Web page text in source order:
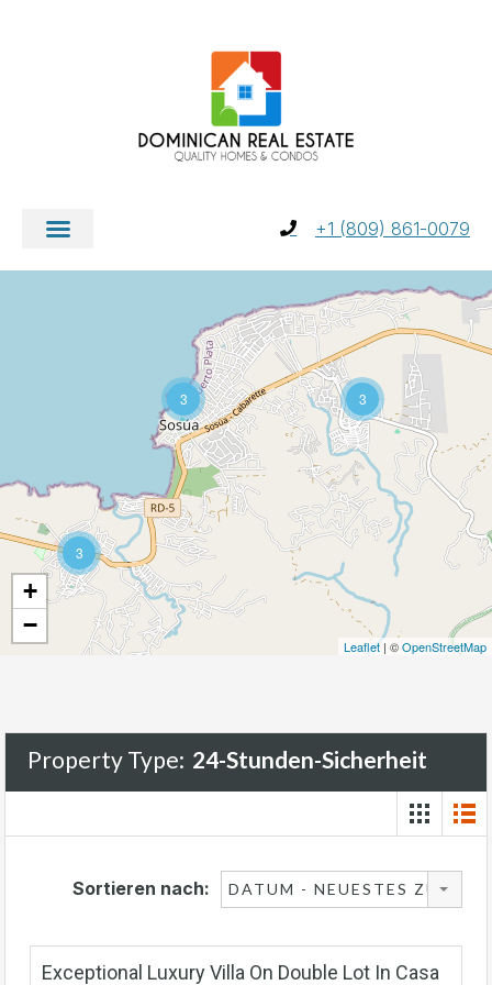
+1 (809) 861-0079
3
3
3
+
−
Leaflet | ©OpenStreetMap
Property Type: 24-Stunden-Sicherheit
Sortieren nach: DATUM - NEUESTES ZUERST
Exceptional Luxury Villa On Double Lot In Casa